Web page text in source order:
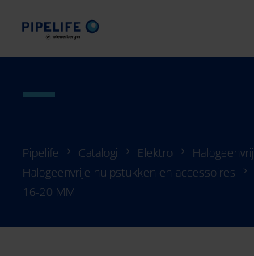
Pipelife Catalogi Elektro
Halogeenvrij
Halogeenvrije hulpstukken en accessoires
16-20 MM